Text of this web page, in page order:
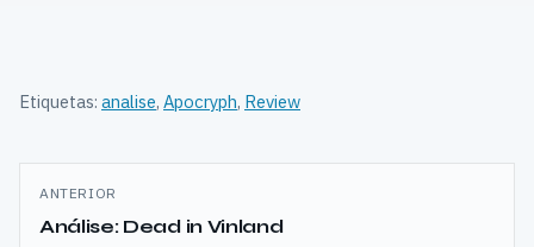
continua a…
Etiquetas: analise, Apocryph, Review
Navegação
de
ANTERIOR
Análise: Dead in Vinland